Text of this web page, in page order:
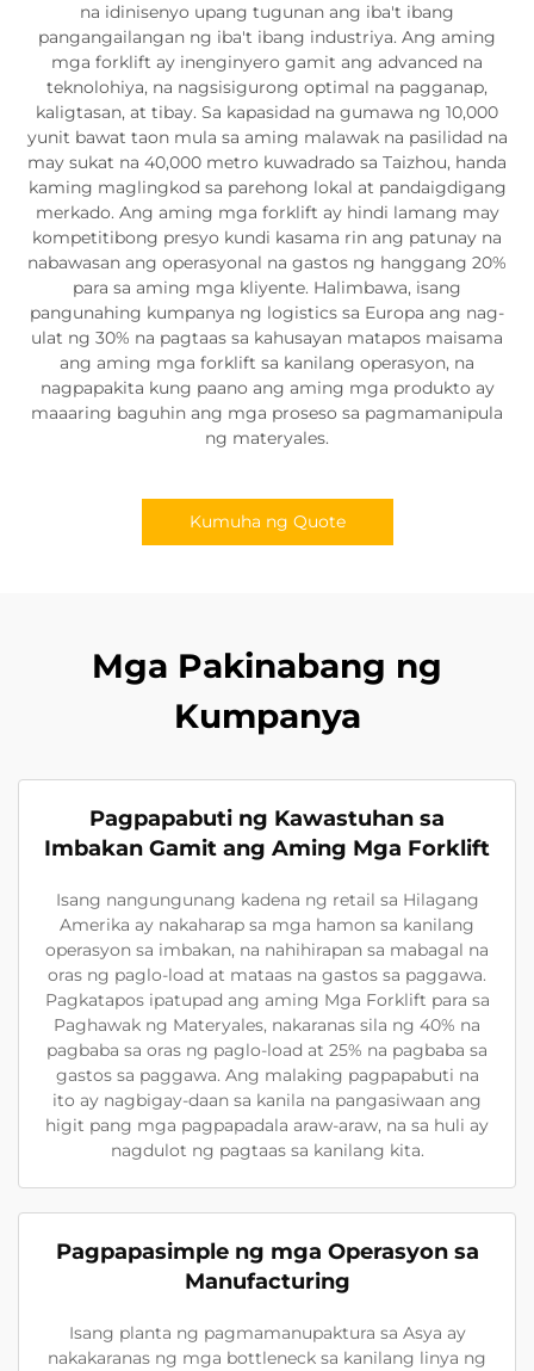
na idinisenyo upang tugunan ang iba't ibang
pangangailangan ng iba't ibang industriya. Ang aming
mga forklift ay inenginyero gamit ang advanced na
teknolohiya, na nagsisigurong optimal na pagganap,
kaligtasan, at tibay. Sa kapasidad na gumawa ng 10,000
yunit bawat taon mula sa aming malawak na pasilidad na
may sukat na 40,000 metro kuwadrado sa Taizhou, handa
kaming maglingkod sa parehong lokal at pandaigdigang
merkado. Ang aming mga forklift ay hindi lamang may
kompetitibong presyo kundi kasama rin ang patunay na
nabawasan ang operasyonal na gastos ng hanggang 20%
para sa aming mga kliyente. Halimbawa, isang
pangunahing kumpanya ng logistics sa Europa ang nag-
ulat ng 30% na pagtaas sa kahusayan matapos maisama
ang aming mga forklift sa kanilang operasyon, na
nagpapakita kung paano ang aming mga produkto ay
maaaring baguhin ang mga proseso sa pagmamanipula
ng materyales.
Kumuha ng Quote
Mga Pakinabang ng
Kumpanya
Pagpapabuti ng Kawastuhan sa
Imbakan Gamit ang Aming Mga Forklift
Isang nangungunang kadena ng retail sa Hilagang
Amerika ay nakaharap sa mga hamon sa kanilang
operasyon sa imbakan, na nahihirapan sa mabagal na
oras ng paglo-load at mataas na gastos sa paggawa.
Pagkatapos ipatupad ang aming Mga Forklift para sa
Paghawak ng Materyales, nakaranas sila ng 40% na
pagbaba sa oras ng paglo-load at 25% na pagbaba sa
gastos sa paggawa. Ang malaking pagpapabuti na
ito ay nagbigay-daan sa kanila na pangasiwaan ang
higit pang mga pagpapadala araw-araw, na sa huli ay
nagdulot ng pagtaas sa kanilang kita.
Pagpapasimple ng mga Operasyon sa
Manufacturing
Isang planta ng pagmamanupaktura sa Asya ay
nakakaranas ng mga bottleneck sa kanilang linya ng